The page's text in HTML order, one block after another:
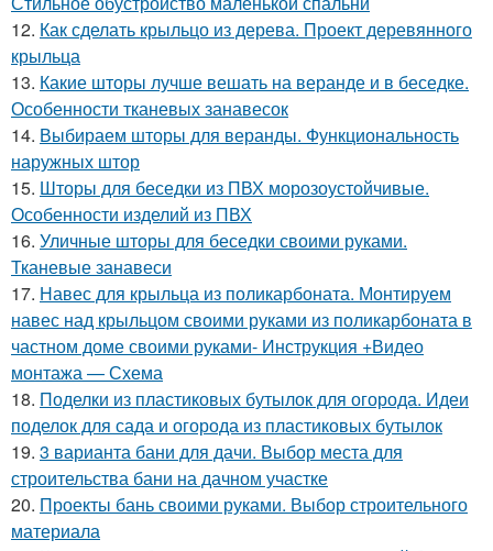
12. Как сделать крыльцо из дерева. Проект деревянного
крыльца
13. Какие шторы лучше вешать на веранде и в беседке.
Особенности тканевых занавесок
14. Выбираем шторы для веранды. Функциональность
наружных штор
15. Шторы для беседки из ПВХ морозоустойчивые.
Особенности изделий из ПВХ
16. Уличные шторы для беседки своими руками.
Тканевые занавеси
17. Навес для крыльца из поликарбоната. Монтируем
навес над крыльцом своими руками из поликарбоната в
частном доме своими руками- Инструкция +Видео
монтажа — Схема
18. Поделки из пластиковых бутылок для огорода. Идеи
поделок для сада и огорода из пластиковых бутылок
19. 3 варианта бани для дачи. Выбор места для
строительства бани на дачном участке
20. Проекты бань своими руками. Выбор строительного
материала